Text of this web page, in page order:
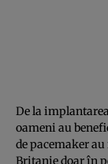
De la
oameni au
de pacemaker
Britanie doar în